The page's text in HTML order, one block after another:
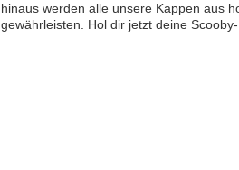
hinaus werden alle unsere Kappen aus
gewährleisten. Hol dir jetzt deine